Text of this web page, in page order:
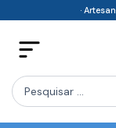
content
·
Search
...